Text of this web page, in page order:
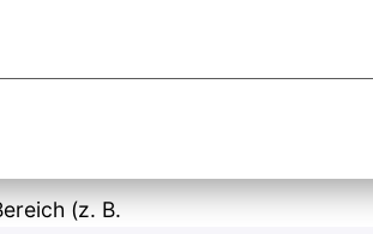
(z. B.